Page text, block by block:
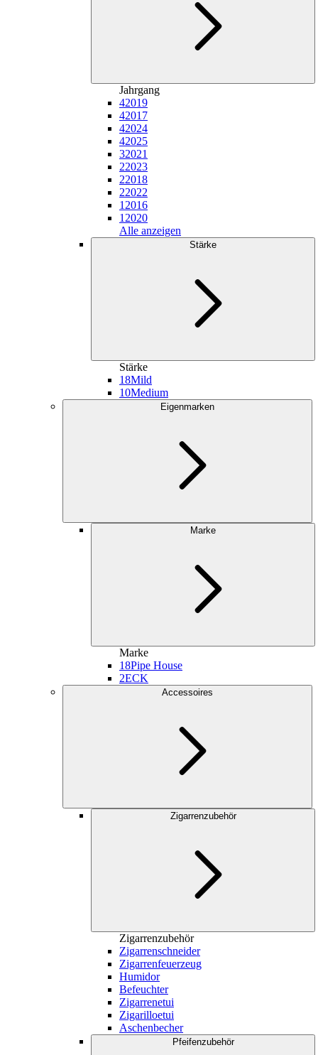
Jahrgang
42019
42017
42024
42025
32021
22023
22018
22022
1 2016
1 2020
Alle anzeigen
Stärke
Stärke
18Mild
10Medium
Eigenmarken
Marke
Marke
18Pipe House
2ECK
Accessoires
Zigarrenzubehör
Zigarrenzubehör
Zigarrenschneider
Zigarrenfeuerzeug
Humidor
Befeuchter
Zigarrenetui
Zigarilloetui
Aschenbecher
Pfeifenzubehör